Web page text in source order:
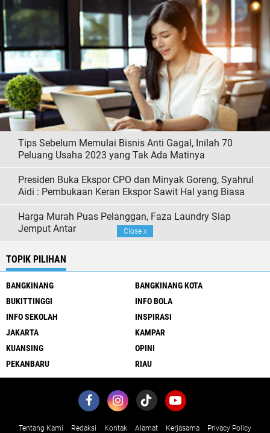
Tips Sebelum Memulai Bisnis Anti Gagal, Inilah 70
Peluang Usaha 2023 yang Tak Ada Matinya
Presiden Buka Ekspor CPO dan Minyak Goreng, Syahrul
Aidi : Pembukaan Keran Ekspor Sawit Hal yang Biasa
Harga Murah Puas Pelanggan, Faza Laundry Siap
Jemput Antar
TOPIK PILIHAN
BANGKINANG
BANGKINANG KOTA
BUKITTINGGI
INFO BOLA
INFO SEKOLAH
INSPIRASI
JAKARTA
KAMPAR
KUANSING
OPINI
PEKANBARU
RIAU
Tentang Kami Redaksi Kontak Alamat Kerjasama Privacy Policy
Close x